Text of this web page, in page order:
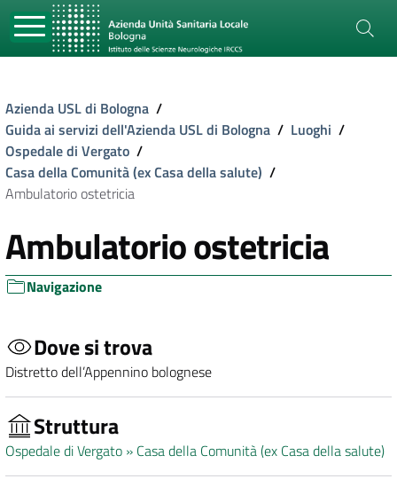
Azienda USL di Bologna /
Guida ai servizi dell'Azienda USL di Bologna / Luoghi /
Ospedale di Vergato /
Casa della Comunità (ex Casa della salute) /
Ambulatorio ostetricia
Ambulatorio ostetricia
Navigazione
Dove si trova
Distretto dell’Appennino bolognese
Struttura
Ospedale di Vergato » Casa della Comunità (ex Casa della salute)